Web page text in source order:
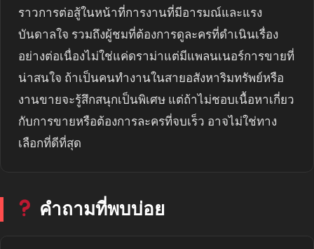
ราวการต่อสู้ในหน้าที่การงานที่มีอารมณ์และแรง
บันดาลใจ รวมถึงผู้ชมที่ต้องการดูละครที่ดำเนินเรื่อง
อย่างต่อเนื่องไม่ใช่แค่ดราม่าแต่มีแพลนเนอร์การขายที่
น่าสนใจ ถ้าเป็นคนทำงานในสายอสังหาริมทรัพย์หรือ
งานขายจะรู้สึกสนุกเป็นพิเศษ แต่ถ้าไม่ชอบเนื้อหาเกี่ยว
กับการขายหรือต้องการละครที่จบเร็ว อาจไม่ใช่ทาง
เลือกที่ดีที่สุด
คำถามที่พบบ่อย